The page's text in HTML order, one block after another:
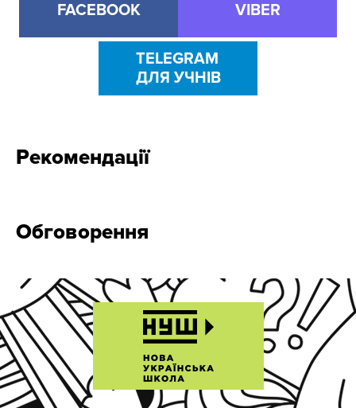
FACEBOOK VIBER
TELEGRAM
ДЛЯ УЧНІВ
Рекомендації
Обговорення